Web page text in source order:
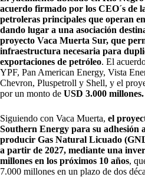
acuerdo firmado por los CEO´s de
petroleras principales que operan
dando lugar a una asociación
proyecto Vaca Muerta Sur, que
infraestructura necesaria para
exportaciones de petróleo. El
YPF, Pan American Energy, Vista
Chevron, Pluspetroll y Shell, y el
por un monto de USD 3.000 millones.
Siguiendo con Vaca Muerta, el
Southern Energy para su adhesión
producir Gas Natural Licuado
a partir de 2027, mediante una
millones en los próximos 10 años,
7.000 millones en un plazo de dos